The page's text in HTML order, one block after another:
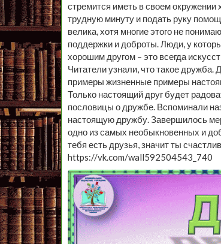
стремится иметь в своем окружении
трудную минуту и подать руку
велика, хотя многие этого не
поддержки и доброты. Люди, у
хорошим другом – это всегда
Читатели узнали, что такое дружба.
примеры жизненные примеры
Только настоящий друг будет
пословицы о дружбе. Вспоминали
настоящую дружбу. Завершилось
одно из самых необыкновенных и
тебя есть друзья, значит ты
https://vk.com/wall592504543_740